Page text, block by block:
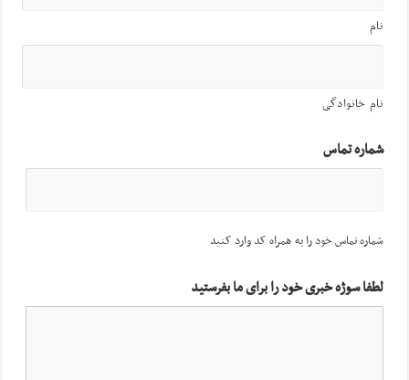
نام
نام خانوادگی
شماره تماس
شماره تماس خود را به همراه کد وارد کنید
لطفا سوژه خبری خود را برای ما بفرستید